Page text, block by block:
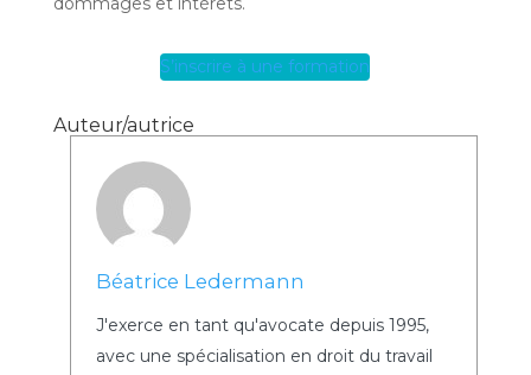
S’inscrire à une formation
Auteur/autrice
Béatrice Ledermann
J'exerce en tant qu'avocate depuis 1995,
avec une spécialisation en droit du travail